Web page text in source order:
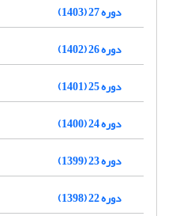
دوره 27 (1403)
دوره 26 (1402)
دوره 25 (1401)
دوره 24 (1400)
دوره 23 (1399)
دوره 22 (1398)